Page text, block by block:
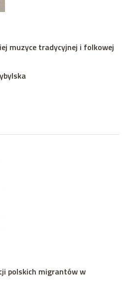
muzyce tradycyjnej i folkowej
polskich migrantów w